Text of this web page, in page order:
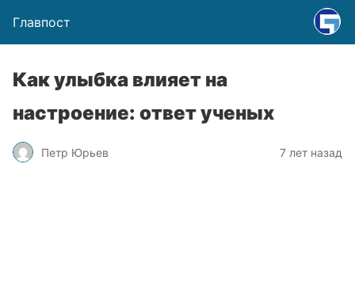
Главпост
Как улыбка влияет на
настроение: ответ ученых
Петр Юрьев 7 лет назад